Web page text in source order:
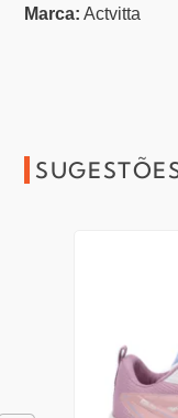
Marca: Actvitta